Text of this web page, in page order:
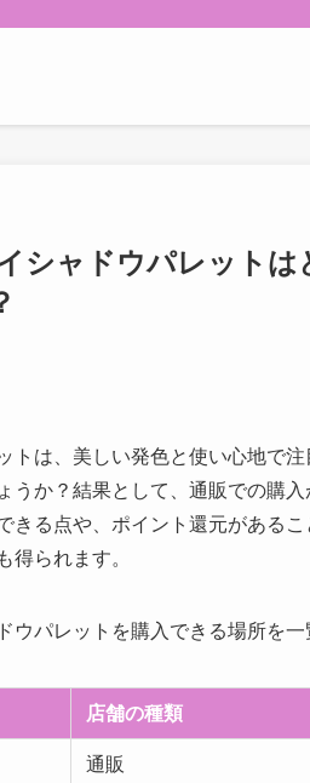
シャドウパレットは
トは、美しい発色と使い心地で
うか？結果として、通販での購
きる点や、ポイント還元がある
得られます。
ウパレットを購入できる場所を一
店舗の種類
通販